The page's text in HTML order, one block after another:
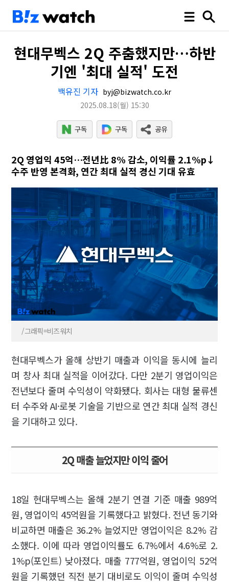
현대무벡스 2Q 주춤했지만…하반
기엔 '최대 실적' 도전
백유진 기자 byj@bizwatch.co.kr
2025.08.18(월) 15:30
2Q 영업익 45억…전년比 8% 감소, 이익률 2.1%p↓
수주 반영 본격화, 연간 최대 실적 경신 기대 유효
/그래픽=비즈워치
현대무벡스가 올해 상반기 매출과 이익을 동시에 늘리
며 창사 최대 실적을 이어갔다. 다만 2분기 영업이익은
전년보다 줄며 수익성이 약화됐다. 회사는 대형 물류센
터 수주와 AI·로봇 기술을 기반으로 연간 최대 실적 경신
을 기대하고 있다.
2Q 매출 늘었지만 이익 줄어
18일 현대무벡스는 올해 2분기 연결 기준 매출 989억
원, 영업이익 45억원을 기록했다고 밝혔다. 전년 동기와
비교하면 매출은 36.2% 늘었지만 영업이익은 8.2% 감
소했다. 이에 따라 영업이익률도 6.7%에서 4.6%로 2.
1%p(포인트) 낮아졌다. 매출 777억원, 영업이익 52억
원을 기록했던 직전 분기 대비로도 이익이 줄며 수익성